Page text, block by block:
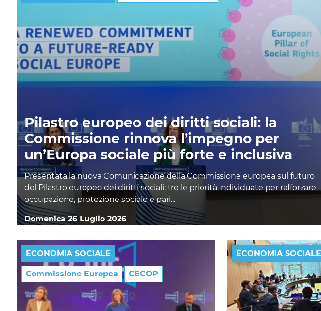
Pilastro europeo dei diritti sociali: la
Commissione rinnova l’impegno per
un’Europa sociale più forte e inclusiva
Presentata la nuova Comunicazione della Commissione europea sul futuro
del Pilastro europeo dei diritti sociali: tre le priorità individuate per rafforzare
occupazione, protezione sociale e pari...
Domenica 26 Luglio 2026
ECONOMIA SOCIALE
Commissione Europea CECOP
ECONOMIA SOCIALE